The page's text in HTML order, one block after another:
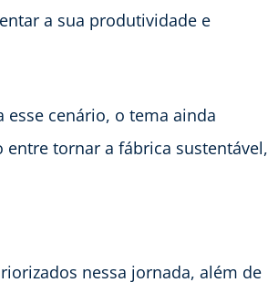
a sua produtividade e
cenário, o tema ainda
tornar a fábrica sustentável,
nessa jornada, além de